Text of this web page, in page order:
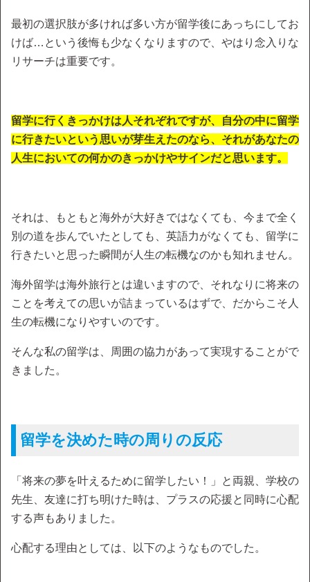
最初の選択肢が多ければ多い方が留学後にあっちにしてお
けば…という後悔も少なくなりますので、やはり念入りな
リサーチは重要です。
留学に行くきっかけは人それぞれですが、自分の中に留学
に行きたいという思いが芽生えたのなら、それがあなたの
人生においての何かのきっかけやサインだと思います。
それは、もともと海外が大好きではなくても、今まで全く
別の道を歩んでいたとしても、英語力がなくても、留学に
行きたいと思った瞬間が人生の転機なのかも知れません。
海外留学は海外旅行とは違いますので、それなりに将来の
ことを考えての思いが詰まっているはずで、だからこそ人
生の転機になりやすいのです。
そんな私の留学は、周囲の協力があって実現することがで
きました。
留学を決めた時の周りの反応
「将来の夢を叶えるために留学したい！」と両親、学校の
先生、友達に打ち明けた時は、プラスの応援と同時に心配
する声もありました。
心配する理由としては、以下のようなものでした。